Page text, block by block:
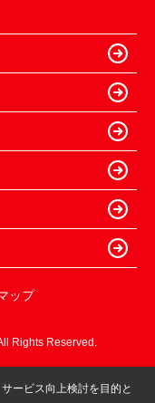
ップ
Rights Reserved.
ービス向上検討を目的と